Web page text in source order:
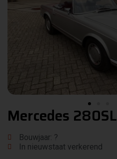
Mercedes 280SL
Bouwjaar: ?
In nieuwstaat verkerend